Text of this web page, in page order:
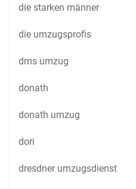
die starken männer
die umzugsprofis
dms umzug
donath
donath umzug
dori
dresdner umzugsdienst